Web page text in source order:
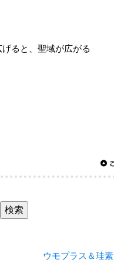
ウモプラス＆珪素